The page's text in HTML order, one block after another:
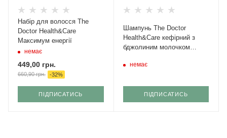
Набір для волосся The
Doctor Health&Care
Максимум енергії
немає
449,00 грн.
660,90грн. -32%
ПІДПИСАТИСЬ
Шампунь The Doctor
Health&Care кефірний з
бджолиним молочком
немає
ПІДПИСАТИСЬ